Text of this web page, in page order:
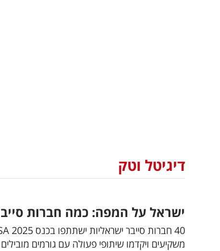
דיגיטל וטק
ישראל על המפה: כמה חברות
משקיעים ויקדמו שיתופי פעולה עם גורמים